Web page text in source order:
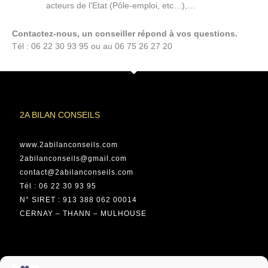
acteurs de l’Etat (Pôle-emploi, etc…),…
Contactez-nous, un conseiller répond à vos questions.
Tél : 06 22 30 93 95 ou au 06 75 26 27 20
2A BILAN CONSEILS
www.2abilanconseils.com
2abilanconseils@gmail.com
contact@2abilanconseils.com
Tél : 06 22 30 93 95
N° SIRET : 913 388 062 00014
CERNAY – THANN – MULHOUSE